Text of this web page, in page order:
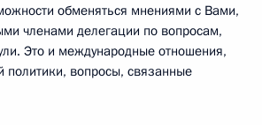
обменяться мнениями с Вами,
членами делегации по вопросам,
Это и международные отношения,
политики, вопросы, связанные